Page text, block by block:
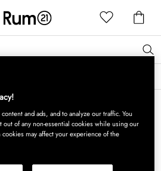
Stålmöbler* →
and ads, and to analyze our traffic. You
of any non-essential cookies while using our
may affect your experience of the